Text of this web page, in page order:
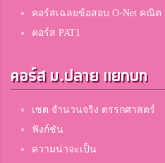
คอร์สเฉลยข้อสอบ O-Net คณิต
คอร์ส PAT1
คอร์ส ม.ปลาย แยกบท
เซต จำนวนจริง ตรรกศาสตร์
ฟังก์ชัน
ความน่าจะเป็น